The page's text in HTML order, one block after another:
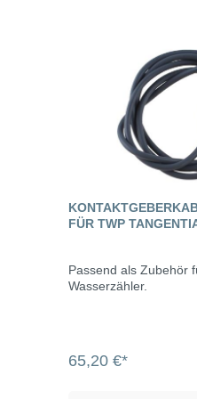
FÜR TWP
Passend als Zubehör
Wasserzähler.
65,20 €*